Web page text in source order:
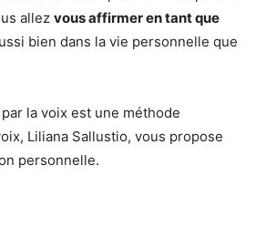
allez vous affirmer en tant que
bien dans la vie personnelle que
la voix est une méthode
Liliana Sallustio, vous propose
personnelle.